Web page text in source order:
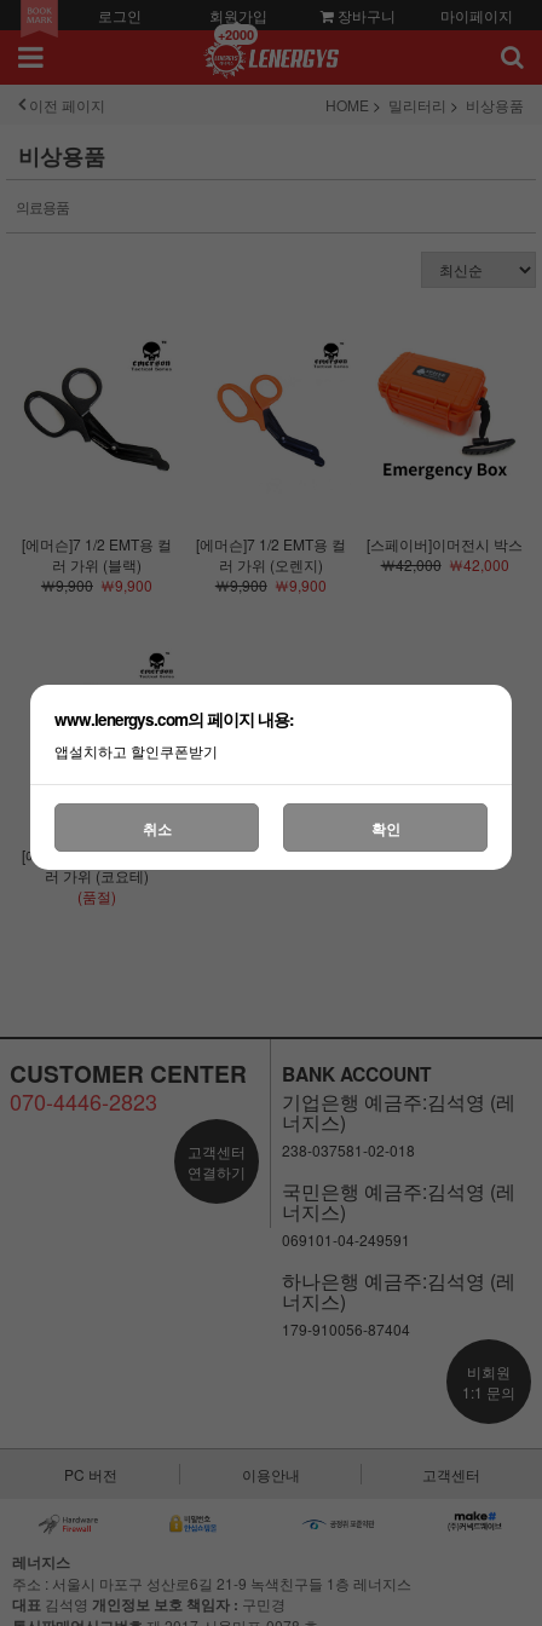
로그인 회원가입
+2000
장바구니 마이페이지
이전 페이지 HOME 밀리터리 비상용품
비상용품
의료용품
[에머슨]7 1/2 EMT용 컬
러 가위 (블랙)
￦9,900￦9,900
[에머슨]7 1/2 EMT용 컬
러 가위 (오렌지)
￦9,900￦9,900
[스페이버]이머전시 박스
￦42,000￦42,000
[에머슨]7 1/2 EMT용 컬
러 가위 (코요테)
(품절)
CUSTOMER CENTER
070-4446-2823
고객센터
연결하기
BANK ACCOUNT
기업은행 예금주:김석영 (레
너지스)
238-037581-02-018
국민은행 예금주:김석영 (레
너지스)
069101-04-249591
하나은행 예금주:김석영 (레
너지스)
179-910056-87404
비회원
1:1 문의
PC 버전 이용안내 고객센터
레너지스
주소 : 서울시 마포구 성산로6길 21-9 녹색친구들 1층 레너지스
대표 김석영 개인정보 보호 책임자 : 구민경
www.lenergys.com의 페이지 내용:
앱설치하고 할인쿠폰받기
취소 확인